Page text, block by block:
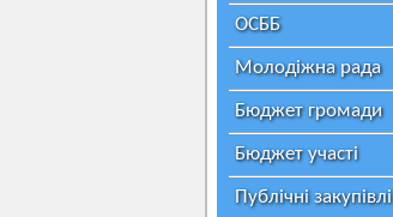
ОСББ
Молодіжна рада
Бюджет громади
Бюджет участі
Публічні закупівлі